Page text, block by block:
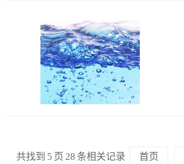
共找到 5 页 28条相关记录 首页